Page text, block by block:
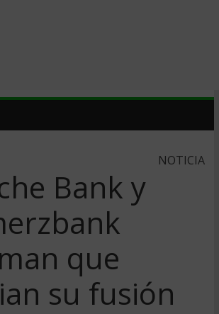
NOTICIA
Bank y
que
su fusión